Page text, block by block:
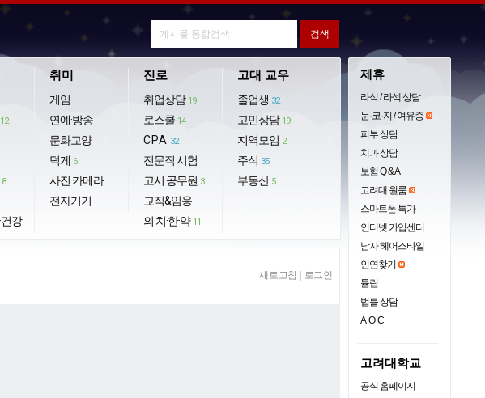
12
8
건강
취미
게임
연예·방송
문화교양
덕게 6
사진·카메라
전자기기
진로
취업상담 19
로스쿨 14
CPA 32
전문직 시험
고시·공무원 3
교직&임용
의·치·한·약 11
고대 교우
졸업생 32
고민상담 19
지역모임 2
주식 35
부동산 5
새로고침 로그인
제휴
라식 / 라섹 상담
눈·코·지 / 여유증
피부 상담
치과 상담
보험 Q & A
고려대 원룸
스마트폰 특가
인터넷 가입센터
남자 헤어스타일
인연찾기
튤립
법률 상담
AOC
고려대학교
공식 홈페이지